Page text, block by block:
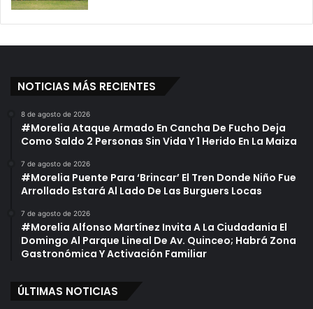
NOTICIAS MÁS RECIENTES
8 de agosto de 2026
#Morelia Ataque Armado En Cancha De Fucho Deja
Como Saldo 2 Personas Sin Vida Y 1 Herido En La Maiza
7 de agosto de 2026
#Morelia Puente Para ‘Brincar’ El Tren Donde Niño Fue
Arrollado Estará Al Lado De Las Burguers Locas
7 de agosto de 2026
#Morelia Alfonso Martínez Invita A La Ciudadania El
Domingo Al Parque Lineal De Av. Quinceo; Habrá Zona
Gastronómica Y Activación Familiar
ÚLTIMAS NOTICIAS